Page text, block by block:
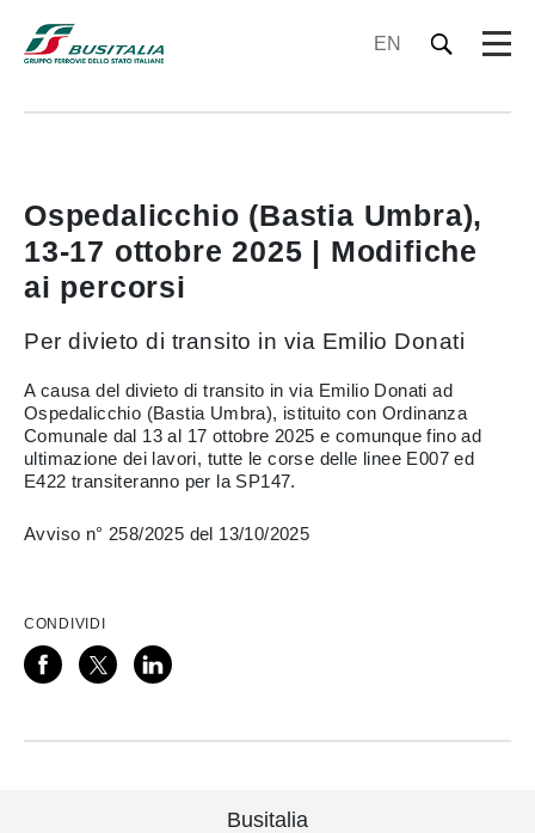
EN
Ospedalicchio (Bastia Umbra),
13-17 ottobre 2025 | Modifiche
ai percorsi
Per divieto di transito in via Emilio Donati
A causa del divieto di transito in via Emilio Donati ad
Ospedalicchio (Bastia Umbra), istituito con Ordinanza
Comunale dal 13 al 17 ottobre 2025 e comunque fino ad
ultimazione dei lavori, tutte le corse delle linee E007 ed
E422 transiteranno per la SP147.
Avviso n° 258/2025 del 13/10/2025
CONDIVIDI
Busitalia